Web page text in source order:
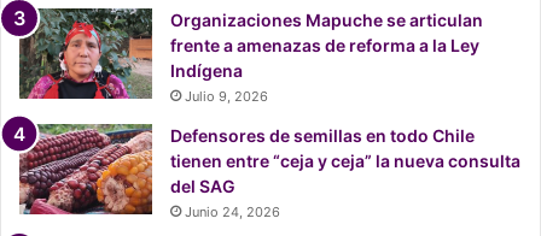
n
l
a
s
Organizaciones Mapuche se articulan
frente a amenazas de reforma a la Ley
Indígena
Julio 9, 2026
Defensores de semillas en todo Chile
tienen entre “ceja y ceja” la nueva consulta
del SAG
Junio 24, 2026